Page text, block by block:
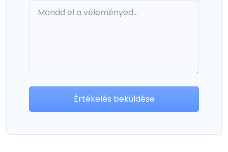
Értékelés beküldése